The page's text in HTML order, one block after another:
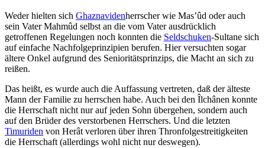
Weder hielten sich Ghaznavidenherrscher wie Mas’ûd oder auch
sein Vater Mahmûd selbst an die vom Vater ausdrücklich
getroffenen Regelungen noch konnten die Seldschuken-Sultane sich
auf einfache Nachfolgeprinzipien berufen. Hier versuchten sogar
ältere Onkel aufgrund des Senioritätsprinzips, die Macht an sich zu
reißen.
Das heißt, es wurde auch die Auffassung vertreten, daß der älteste
Mann der Familie zu herrschen habe. Auch bei den Îlchânen konnte
die Herrschaft nicht nur auf jeden Sohn übergehen, sondern auch
auf den Brüder des verstorbenen Herrschers. Und die letzten
Timuriden von Herât verloren über ihren Thronfolgestreitigkeiten
die Herrschaft (allerdings wohl nicht nur deswegen).